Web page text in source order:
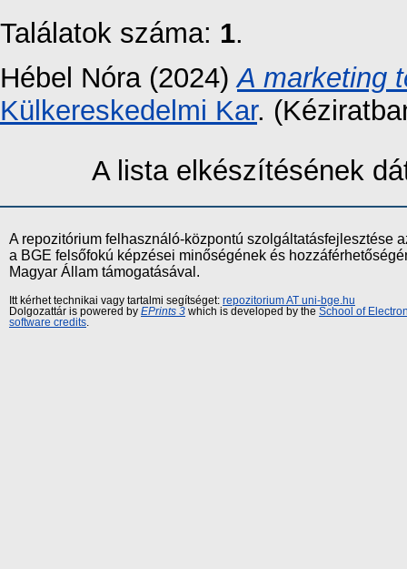
Találatok száma: 1.
Hébel Nóra (2024)A marketing
Külkereskedelmi Kar.
A lista elkészítésének
A repozitórium felhasználó-központú szolgáltatásfejlesztése
a BGE felsőfokú képzései minőségének és
Magyar Állam támogatásával.
Itt kérhet technikai vagy tartalmi segítséget: repozitorium AT uni-bge.hu
Dolgozattár is powered by EPrints 3 which is developed by the School of
software credits